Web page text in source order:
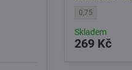
CANDIDO -
0,75
Skladem
269 Kč